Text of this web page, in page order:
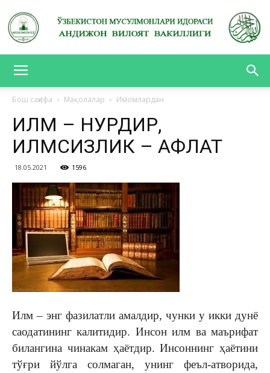
ВИЛОЯТ
ВАКИЛЛИГИ
Бош саҳифа Мақолалар Имомлардан
ИЛМ – НУРДИР,
ИЛМСИЗЛИК – ҒАФЛАТ
18.05.2021 1596
Илм – энг фазилатли амалдир, чунки у икки дунё
саодатининг калитидир. Инсон илм ва маърифат
билангина чинакам ҳаётдир. Инсоннинг ҳаётини
тўғри йўлга солмаган, унинг феъл-атворида,